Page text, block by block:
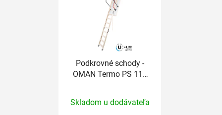
Podkrovné schody -
OMAN Termo PS 110
hodnotenie
Skladom u dodávateľa